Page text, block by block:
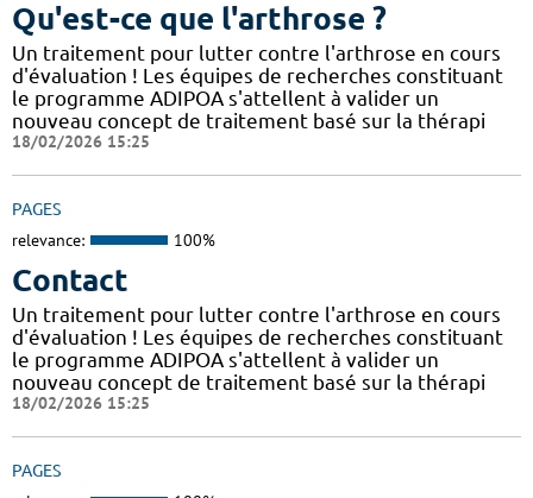
Qu'est-ce que l'arthrose ?
Un traitement pour lutter contre l'arthrose en cours
d'évaluation ! Les équipes de recherches constituant
le programme ADIPOA s'attellent à valider un
nouveau concept de traitement basé sur la thérapi
18/02/2026 15:25
PAGES
relevance: 100%
Contact
Un traitement pour lutter contre l'arthrose en cours
d'évaluation ! Les équipes de recherches constituant
le programme ADIPOA s'attellent à valider un
nouveau concept de traitement basé sur la thérapi
18/02/2026 15:25
PAGES